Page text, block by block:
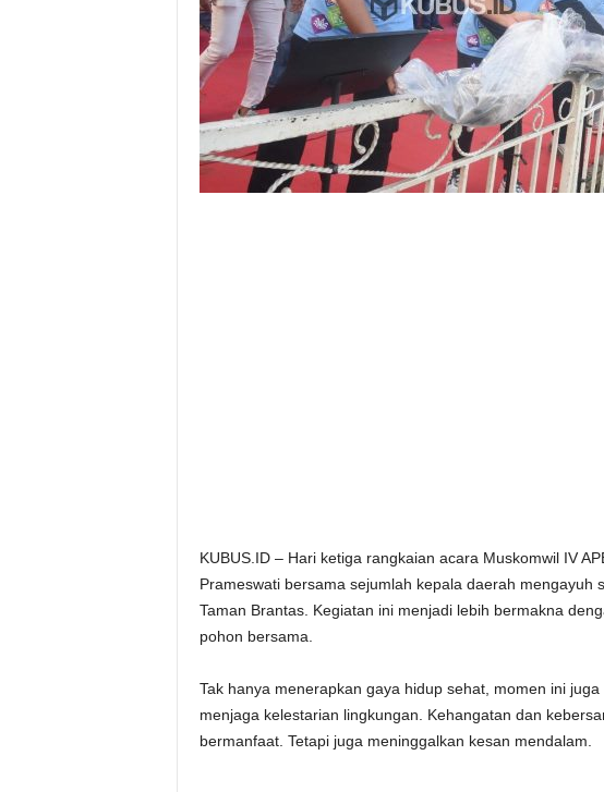
KUBUS.ID – Hari ketiga rangkaian acara Muskomwil IV
Prameswati bersama sejumlah kepala daerah mengayuh
Taman Brantas. Kegiatan ini menjadi lebih bermakna
pohon bersama.
Tak hanya menerapkan gaya hidup sehat, momen ini
menjaga kelestarian lingkungan. Kehangatan dan
bermanfaat. Tetapi juga meninggalkan kesan mendalam.